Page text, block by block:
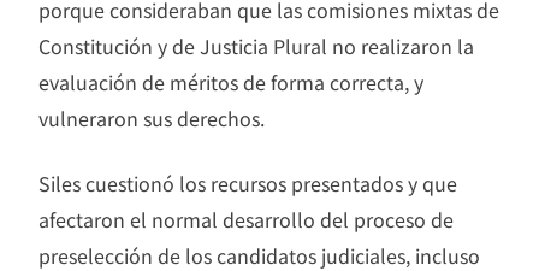
porque consideraban que las comisiones mixtas de
Constitución y de Justicia Plural no realizaron la
evaluación de méritos de forma correcta, y
vulneraron sus derechos.
Siles cuestionó los recursos presentados y que
afectaron el normal desarrollo del proceso de
preselección de los candidatos judiciales, incluso